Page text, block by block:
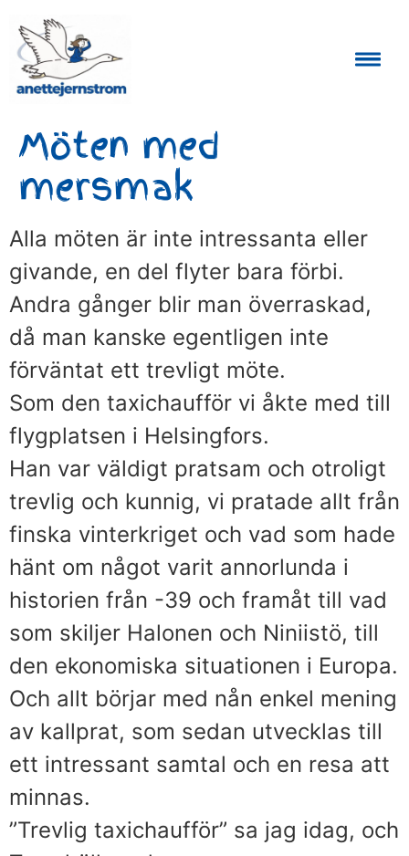
Möten med
mersmak
Alla möten är inte intressanta eller
givande, en del flyter bara förbi.
Andra gånger blir man överraskad,
då man kanske egentligen inte
förväntat ett trevligt möte.
Som den taxichaufför vi åkte med till
flygplatsen i Helsingfors.
Han var väldigt pratsam och otroligt
trevlig och kunnig, vi pratade allt från
finska vinterkriget och vad som hade
hänt om något varit annorlunda i
historien från -39 och framåt till vad
som skiljer Halonen och Niniistö, till
den ekonomiska situationen i Europa.
Och allt börjar med nån enkel mening
av kallprat, som sedan utvecklas till
ett intressant samtal och en resa att
minnas.
”Trevlig taxichaufför” sa jag idag, och